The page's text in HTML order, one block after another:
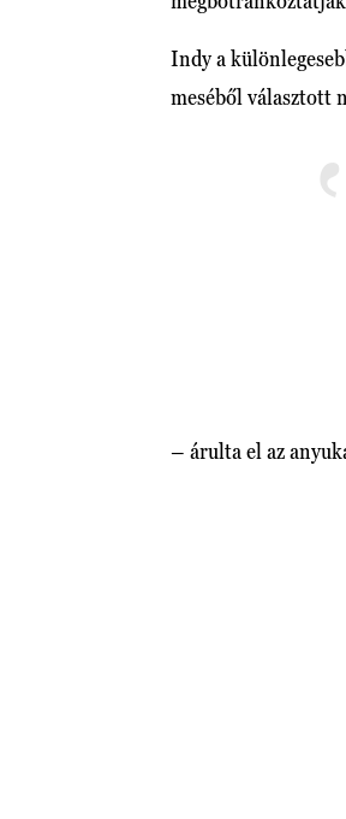
Indy a
meséből választott
– árulta el az